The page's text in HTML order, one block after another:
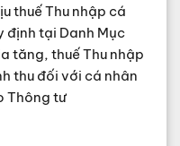
thuế Thu nhập cá
định tại Danh Mục
tăng, thuế Thu nhập
thu đối với cá nhân
Thông tư